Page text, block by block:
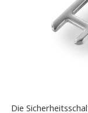
Die